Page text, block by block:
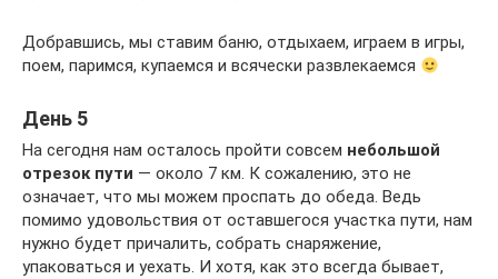
Добравшись, мы ставим баню, отдыхаем, играем в игры,
поем, паримся, купаемся и всячески развлекаемся
День 5
На сегодня нам осталось пройти совсем небольшой
отрезок пути — около 7 км. К сожалению, это не
означает, что мы можем проспать до обеда. Ведь
помимо удовольствия от оставшегося участка пути, нам
нужно будет причалить, собрать снаряжение,
упаковаться и уехать. И хотя, как это всегда бывает,